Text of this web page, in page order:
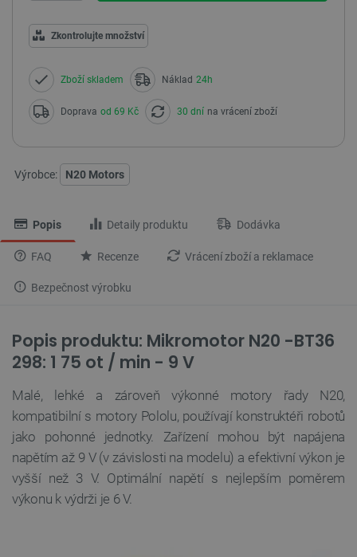
Zkontrolujte množství
Zboží skladem Náklad 24h
Doprava od 69 Kč 30 dní na vrácení zboží
Výrobce: N20 Motors
Popis Detaily produktu Dodávka
FAQ Recenze Vrácení zboží a reklamace
Bezpečnost výrobku
Popis produktu: Mikromotor N20 -BT36
298: 1 75 ot / min - 9 V
Malé, lehké a zároveň výkonné motory řady N20,
kompatibilní s motory Pololu, používají konstruktéři robotů
jako pohonné jednotky. Zařízení mohou být napájena
napětím až 9 V (v závislosti na modelu) a efektivní výkon je
vyšší než 3 V. Optimální napětí s nejlepším poměrem
výkonu k výdrži je 6 V.